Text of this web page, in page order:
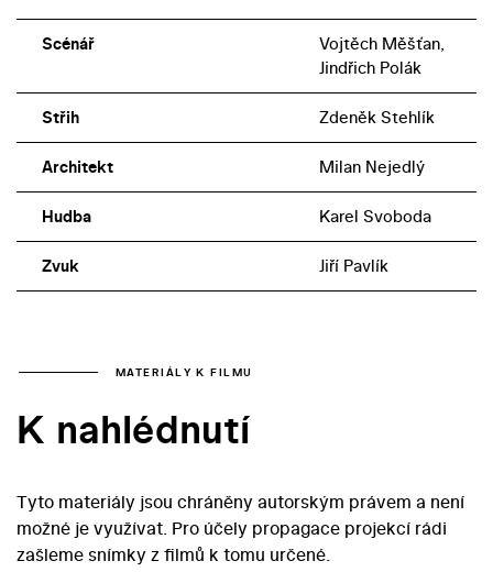
Scénář
Vojtěch Měšťan,
Jindřich Polák
Střih Zdeněk Stehlík
Architekt Milan Nejedlý
Hudba Karel Svoboda
Zvuk Jiří Pavlík
MATERIÁLY K FILMU
K nahlédnutí
Tyto materiály jsou chráněny autorským právem a není
možné je využívat. Pro účely propagace projekcí rádi
zašleme snímky z filmů k tomu určené.